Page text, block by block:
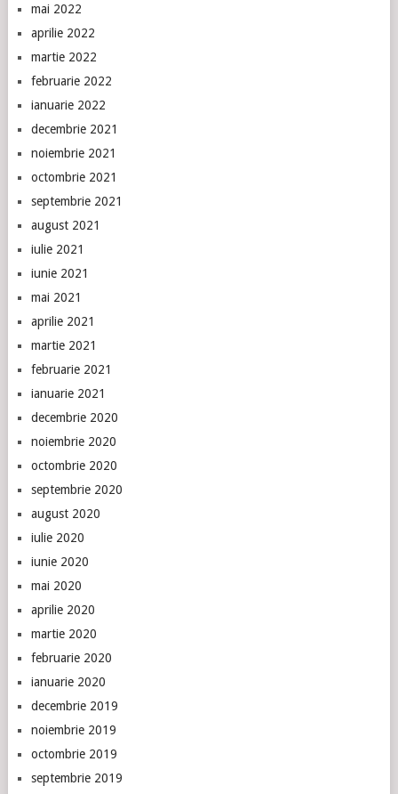
mai 2022
aprilie 2022
martie 2022
februarie 2022
ianuarie 2022
decembrie 2021
noiembrie 2021
octombrie 2021
septembrie 2021
august 2021
iulie 2021
iunie 2021
mai 2021
aprilie 2021
martie 2021
februarie 2021
ianuarie 2021
decembrie 2020
noiembrie 2020
octombrie 2020
septembrie 2020
august 2020
iulie 2020
iunie 2020
mai 2020
aprilie 2020
martie 2020
februarie 2020
ianuarie 2020
decembrie 2019
noiembrie 2019
octombrie 2019
septembrie 2019